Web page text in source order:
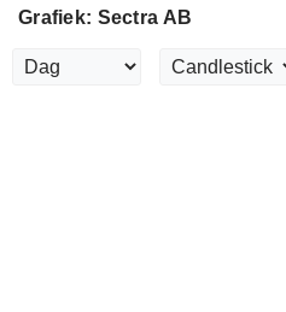
Grafiek: Sectra AB